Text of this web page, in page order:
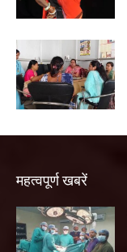
महत्वपूर्ण खबरें